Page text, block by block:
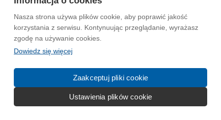
Nasza strona używa plików cookie, aby poprawić jakość
korzystania z serwisu. Kontynuując przeglądanie, wyrażasz
zgodę na używanie cookies.
Dowiedz się więcej
Zaakceptuj pliki cookie
Ustawienia plików cookie